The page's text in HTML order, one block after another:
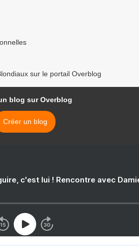
sur le portail Overblog
blog sur Overblog
Créer un blog
c'est lui ! Rencontre avec